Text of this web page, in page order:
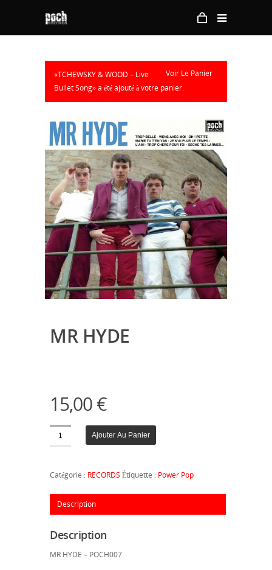
Voir Le Panier
«TCHEWSKY & WOOD – Live
Bullet Song» a été ajouté à votre panier.
MR HYDE
15,00€
Quantité Ajouter Au Panier
Catégorie : RECORDS Étiquette : Power Pop
Description
Description
MR HYDE – POCH007